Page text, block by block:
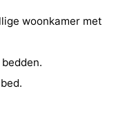
woonkamer met